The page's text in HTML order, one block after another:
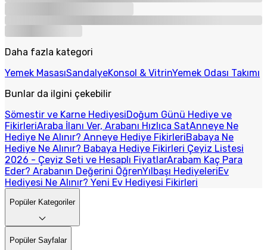
Daha fazla kategori
Yemek MasasıSandalyeKonsol & VitrinYemek Odası Takımı
Bunlar da ilgini çekebilir
Sömestir ve Karne HediyesiDoğum Günü Hediye ve
FikirleriAraba İlanı Ver, Arabanı Hızlıca SatAnneye Ne
Hediye Ne Alınır? Anneye Hediye FikirleriBabaya Ne
Hediye Ne Alınır? Babaya Hediye Fikirleri Çeyiz Listesi
2026 - Çeyiz Seti ve Hesaplı FiyatlarArabam Kaç Para
Eder? Arabanın Değerini ÖğrenYılbaşı HediyeleriEv
Hediyesi Ne Alınır? Yeni Ev Hediyesi Fikirleri
Popüler Kategoriler
Popüler Sayfalar